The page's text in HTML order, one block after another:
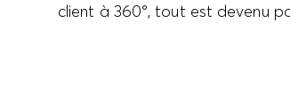
client à 360°, tout est devenu